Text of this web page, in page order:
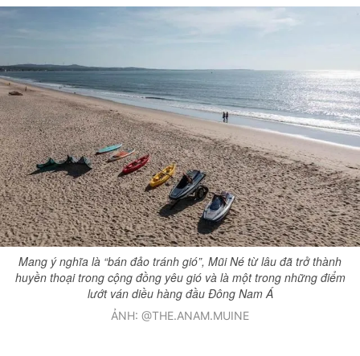
Mang ý nghĩa là “bán đảo tránh gió”, Mũi Né từ lâu đã trở thành
huyền thoại trong cộng đồng yêu gió và là một trong những điểm
lướt ván diều hàng đầu Đông Nam Á
ẢNH: @THE.ANAM.MUINE